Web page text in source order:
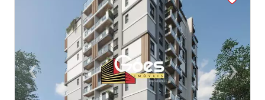
‹Previous ›Next